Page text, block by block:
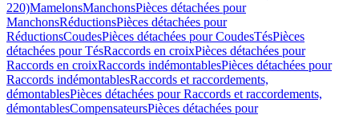
220)MamelonsManchonsPièces détachées pour
ManchonsRéductionsPièces détachées pour
RéductionsCoudesPièces détachées pour CoudesTésPièces
détachées pour TésRaccords en croixPièces détachées pour
Raccords en croixRaccords indémontablesPièces détachées pour
Raccords indémontablesRaccords et raccordements,
démontablesPièces détachées pour Raccords et raccordements,
démontablesCompensateursPièces détachées pour